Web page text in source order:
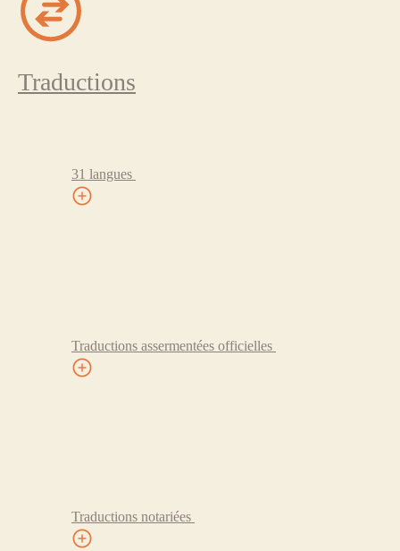
Traductions
31 langues
Traductions assermentées officielles
Traductions notariées